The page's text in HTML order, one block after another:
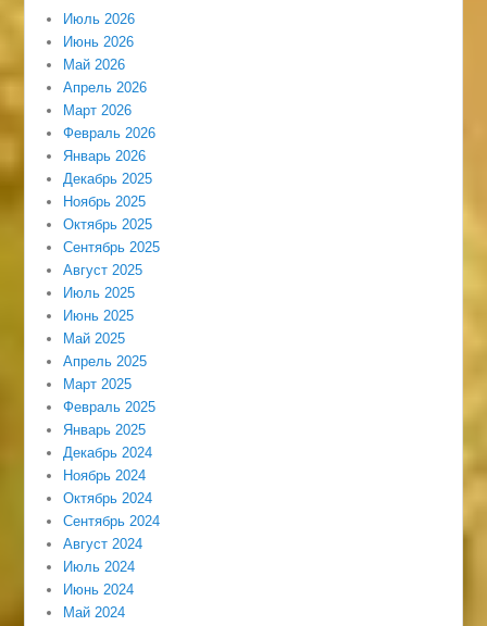
Июль 2026
Июнь 2026
Май 2026
Апрель 2026
Март 2026
Февраль 2026
Январь 2026
Декабрь 2025
Ноябрь 2025
Октябрь 2025
Сентябрь 2025
Август 2025
Июль 2025
Июнь 2025
Май 2025
Апрель 2025
Март 2025
Февраль 2025
Январь 2025
Декабрь 2024
Ноябрь 2024
Октябрь 2024
Сентябрь 2024
Август 2024
Июль 2024
Июнь 2024
Май 2024